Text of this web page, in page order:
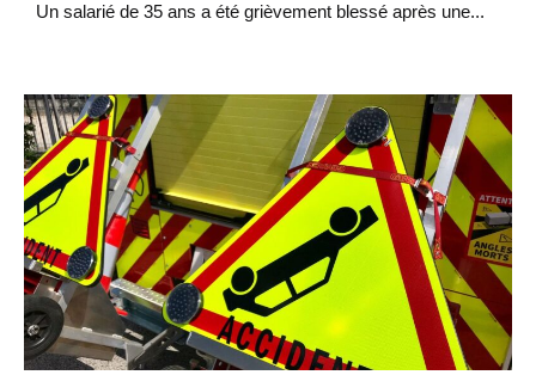
Un salarié de 35 ans a été grièvement blessé après une...